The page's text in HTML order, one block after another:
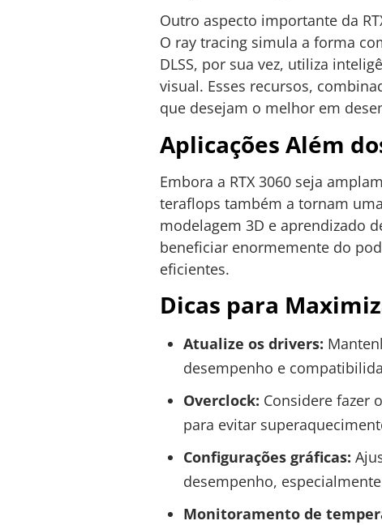
Outro aspecto importante da
O ray tracing simula a forma
DLSS, por sua vez, utiliza
visual. Esses recursos,
que desejam o melhor em
Aplicações Além
Embora a RTX 3060 seja
teraflops também a tornam
modelagem 3D e aprendizado
beneficiar enormemente do
eficientes.
Dicas para
Atualize os drivers:
desempenho e
Overclock: Considere fazer
para evitar
Configurações gráficas:
desempenho,
Monitoramento de